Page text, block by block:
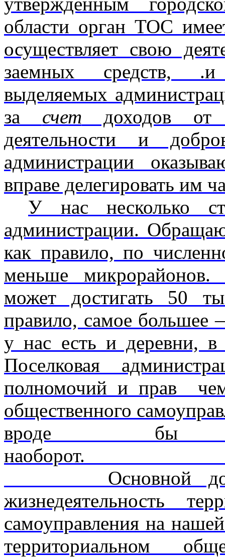
области орган ТОС
осуществляет свою
заемных средств, .и
выделяемых
за счет доходов от
деятельности и
администрации
вправе делегировать им
У нас несколько
администрации.
как правило, по
меньше микрорайонов.
может достигать 50
правило, самое большее
у нас есть и деревни,
Поселковая
полномочий и прав
общественного
вроде бы
Основной
жизнедеятельность
самоуправления на
территориальном